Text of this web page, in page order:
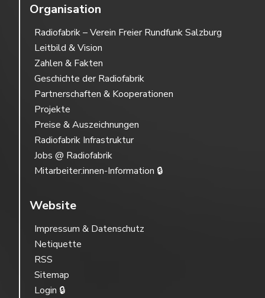
Organisation
Radiofabrik – Verein Freier Rundfunk Salzburg
Leitbild & Vision
Zahlen & Fakten
Geschichte der Radiofabrik
Partnerschaften & Kooperationen
Projekte
Preise & Auszeichnungen
Radiofabrik Infrastruktur
Jobs @ Radiofabrik
Mitarbeiter:innen-Information 🔒
Website
Impressum & Datenschutz
Netiquette
RSS
Sitemap
Login 🔒